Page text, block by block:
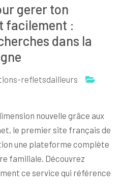
gerer ton
facilement :
dans la
refletsdailleurs
nouvelle grâce aux
le premier site français de
une plateforme complète
familiale. Découvrez
ce service qui référence